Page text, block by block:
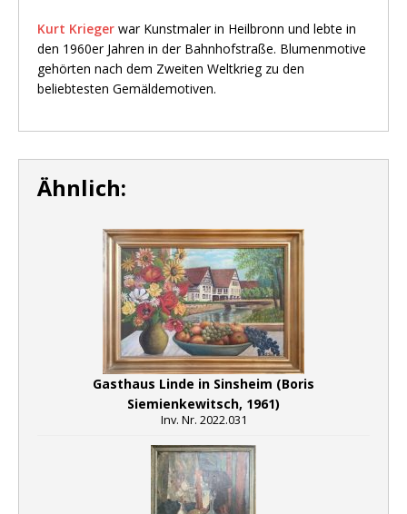
Kurt Krieger war Kunstmaler in Heilbronn und lebte in
den 1960er Jahren in der Bahnhofstraße. Blumenmotive
gehörten nach dem Zweiten Weltkrieg zu den
beliebtesten Gemäldemotiven.
Ähnlich:
Gasthaus Linde in Sinsheim (Boris
Siemienkewitsch, 1961)
Inv. Nr. 2022.031